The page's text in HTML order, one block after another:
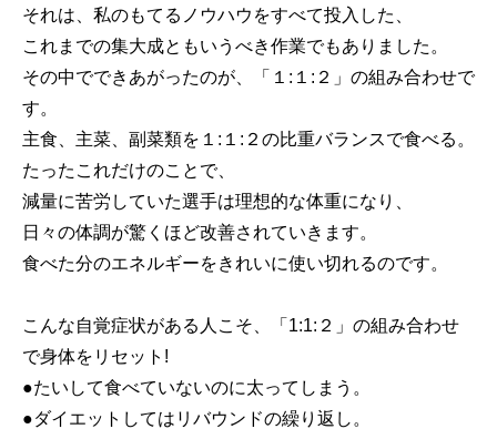
それは、私のもてるノウハウをすべて投入した、
これまでの集大成ともいうべき作業でもありました。
その中でできあがったのが、「１:１:２」の組み合わせで
す。
主食、主菜、副菜類を１:１:２の比重バランスで食べる。
たったこれだけのことで、
減量に苦労していた選手は理想的な体重になり、
日々の体調が驚くほど改善されていきます。
食べた分のエネルギーをきれいに使い切れるのです。
こんな自覚症状がある人こそ、「1:1:２」の組み合わせ
で身体をリセット!
●たいして食べていないのに太ってしまう。
●ダイエットしてはリバウンドの繰り返し。